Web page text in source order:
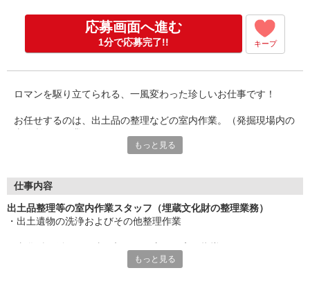
応募画面へ進む
1分で応募完了!! キープ
ロマンを駆り立てられる、一風変わった珍しいお仕事です！
お任せするのは、出土品の整理などの室内作業。（発掘現場内の
発掘調査で出土した遺物の洗浄作業などをお願いします。
夫。
作業を通じてリアルな歴史に触れることが出来るレアなお仕事で
「面白そうだな」と感じたらまずはお気軽にお問合せください。
もっと見る
仕事内容
出土品整理等の室内作業スタッフ（埋蔵文化財の整理業務）
・出土遺物の洗浄およびその他整理作業
もっと見る